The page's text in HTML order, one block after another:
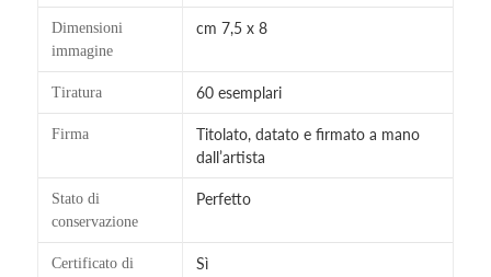
Dimensioni
immagine
cm 7,5 x 8
Tiratura 60 esemplari
Firma
Titolato, datato e firmato a mano
dall’artista
Stato di
conservazione
Perfetto
Certificato di
Sì